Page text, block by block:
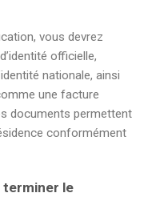
vous devrez
officielle,
nationale, ainsi
une facture
documents permettent
conformément
terminer le